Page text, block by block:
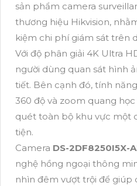
sản phẩm camera
thương hiệu Hikvision,
kiệm chi phí giám sát trên
Với độ phân giải 4K Ultra
người dùng quan sát hình
tiết. Bên cạnh đó, tính
360 độ và zoom quang
quét toàn bộ khu vực một
tiện.
Camera DS-2DF8250I5X-
nghệ hồng ngoại thông
nhìn đêm vượt trội để giúp